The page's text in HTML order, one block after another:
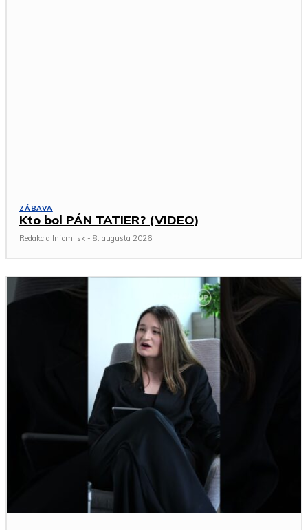
ZÁBAVA
Kto bol PÁN TATIER? (VIDEO)
Redakcia Infomi.sk - 8. augusta 2026